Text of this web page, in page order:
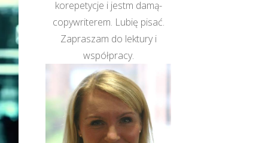
korepetycje i jestm damą-
copywriterem. Lubię pisać.
Zapraszam do lektury i
współpracy.